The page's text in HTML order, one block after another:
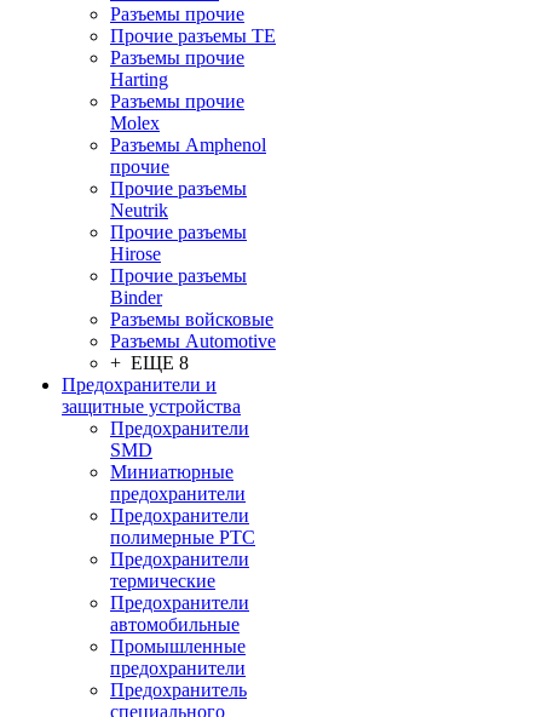
Разъeмы прочие
Прочие разъемы TE
Разъемы прочие
Harting
Разъемы прочие
Molex
Разъемы Amphenol
прочие
Прочие разъемы
Neutrik
Прочие разъемы
Hirose
Прочие разъемы
Binder
Разъемы войсковые
Разъeмы Automotive
+ ЕЩЕ 8
Предохранители и
защитные устройства
Предохранители
SMD
Миниатюрные
предохранители
Предохранители
полимерные PTC
Предохранители
термические
Предохранители
автомобильные
Промышленные
предохранители
Предохранитель
специального